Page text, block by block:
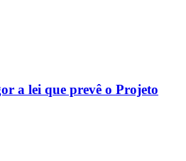
a lei que prevê o Projeto